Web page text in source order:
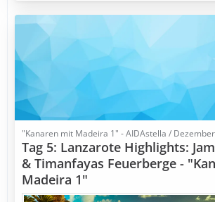
"Kanaren mit Madeira 1" - AIDAstella /
Tag 5: Lanzarote Highlights:
& Timanfayas Feuerberge -
Madeira 1"